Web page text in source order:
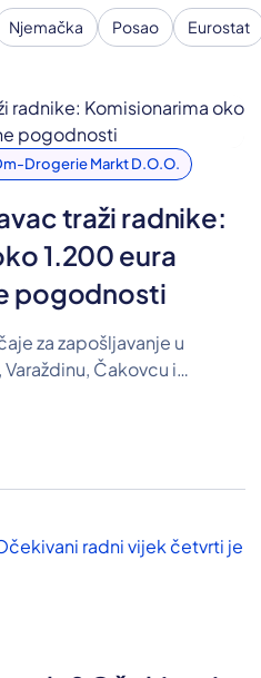
Njemačka Posao Eurostat
Drogerie Markt D.o.o.
traži radnike:
1.200 eura
pogodnosti
za zapošljavanje u
Čakovcu i
referenta u Odjelu